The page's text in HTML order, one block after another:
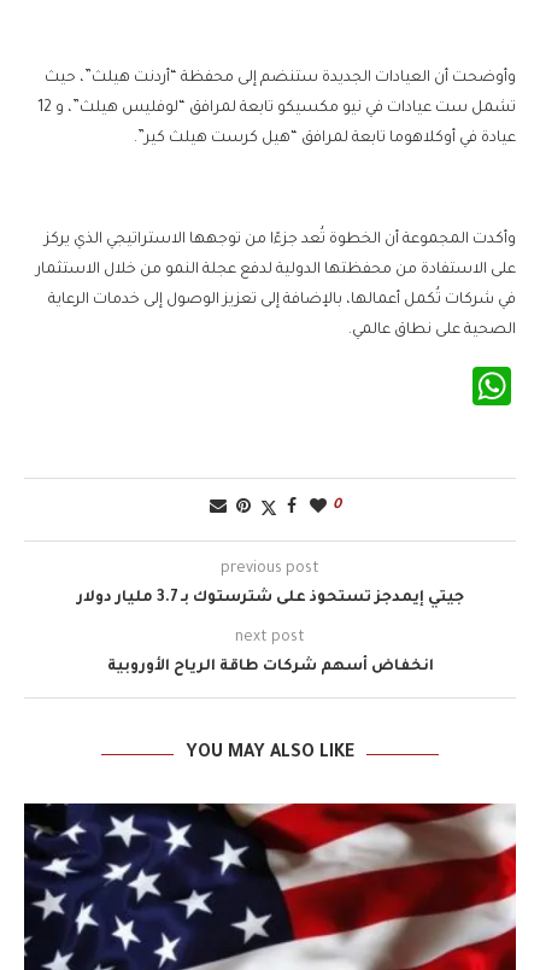
وأوضحت أن العيادات الجديدة ستنضم إلى محفظة “أردنت هيلث”، حيث
تشمل ست عيادات في نيو مكسيكو تابعة لمرافق “لوفليس هيلث”، و 12
عيادة في أوكلاهوما تابعة لمرافق “هيل كرست هيلث كير”.
وأكدت المجموعة أن الخطوة تُعد جزءًا من توجهها الاستراتيجي الذي يركز
على الاستفادة من محفظتها الدولية لدفع عجلة النمو من خلال الاستثمار
في شركات تُكمل أعمالها، بالإضافة إلى تعزيز الوصول إلى خدمات الرعاية
الصحية على نطاق عالمي.
0
previous post
جيتي إيمدجز تستحوذ على شترستوك بـ 3.7 مليار دولار
next post
انخفاض أسهم شركات طاقة الرياح الأوروبية
YOU MAY ALSO LIKE